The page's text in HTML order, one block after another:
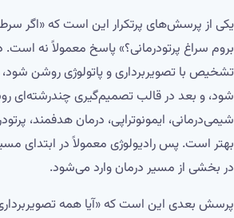
یکی از پرسش‌های پرتکرار این است که «اگر
بروم سراغ پرتودرمانی؟» پاسخ معمولاً نه است.
تشخیص با تصویربرداری و پاتولوژی روشن
شود، و بعد در قالب تصمیم‌گیری چندرشته‌ای
شیمی‌درمانی، ایمونوتراپی، درمان هدفمند،
بهتر است. پس رادیولوژی معمولاً در ابتدای مسیر
در بخشی از مسیر درمان وارد می‌شود.
پرسش بعدی این است که «آیا همه